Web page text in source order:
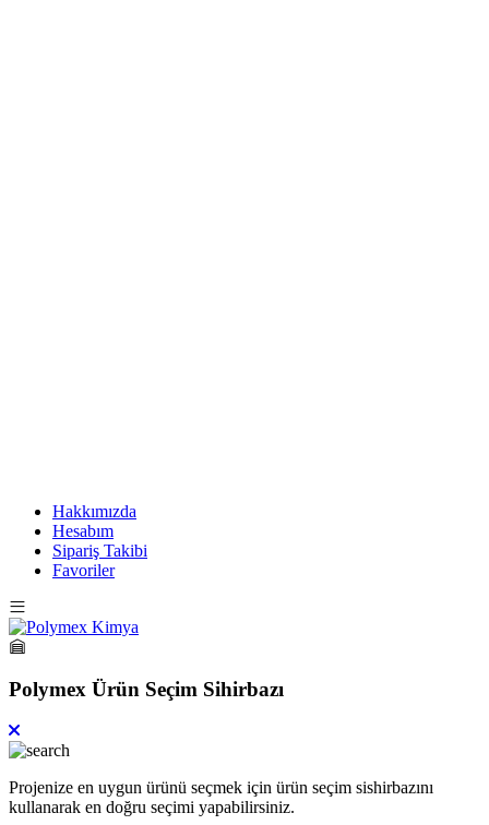
Hakkımızda
Hesabım
Sipariş Takibi
Favoriler
Polymex Ürün Seçim Sihirbazı
Projenize en uygun ürünü seçmek için ürün seçim sishirbazını
kullanarak en doğru seçimi yapabilirsiniz.